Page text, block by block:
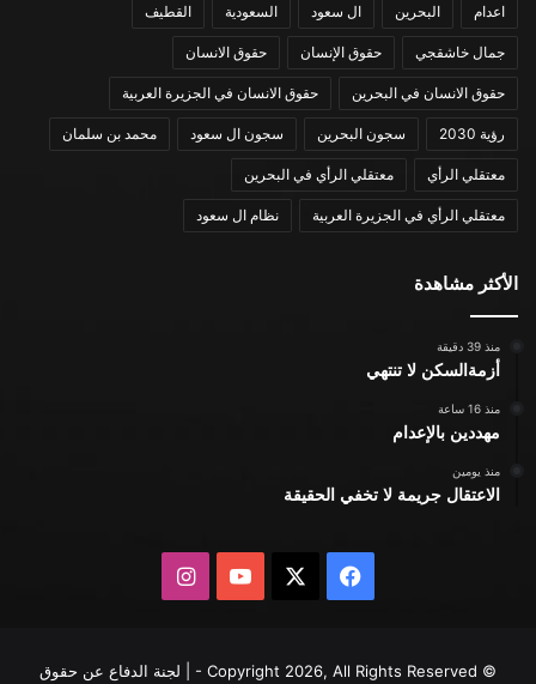
اعدام البحرين ال سعود السعودية القطيف
جمال خاشقجي حقوق الإنسان حقوق الانسان
حقوق الانسان في البحرين حقوق الانسان في الجزيرة العربية
رؤية 2030 سجون البحرين سجون ال سعود محمد بن سلمان
معتقلي الرأي معتقلي الرأي في البحرين
معتقلي الرأي في الجزيرة العربية نظام ال سعود
الأكثر مشاهدة
منذ 39 دقيقة
أزمةالسكن لا تنتهي
منذ 16 ساعة
مهددين بالإعدام
منذ يومين
الاعتقال جريمة لا تخفي الحقيقة
فيسبوك يوتيوبانستقرام
© Copyright 2026, All Rights Reserved - | لجنة الدفاع عن حقوق